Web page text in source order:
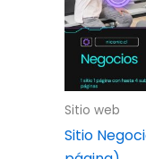
Sitio web
Sitio